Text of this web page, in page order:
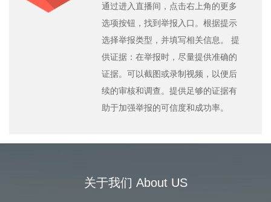
通过进入直播间，点击右上角的更多
选项按钮，找到举报入口。根据提示
选择举报类型，并填写相关信息。 提
供证据：在举报时，尽量提供准确的
证据。可以截图或录制视频，以便后
续的审核和调查。提供足够的证据有
助于加强举报的可信度和成功率。
关于我们 About US